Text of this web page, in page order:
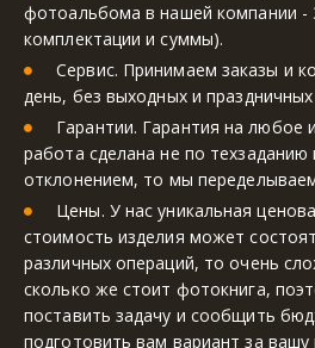
фотоальбома в нашей компании -
комплектации и суммы).
Сервис. Принимаем заказы и
день, без выходных и
Гарантии. Гарантия на любое
работа сделана не по техзаданию
отклонением, то мы
Цены. У нас уникальная
стоимость изделия может
различных операций, то очень
сколько же стоит фотокнига,
поставить задачу и сообщить
подготовить вам вариант за вашу